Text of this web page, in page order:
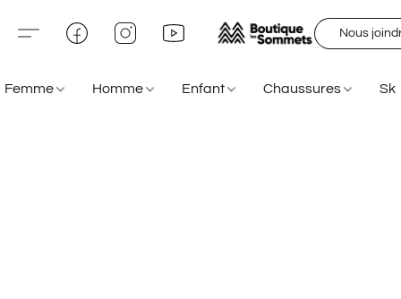
Nous
Femme Homme Enfant Chaussures